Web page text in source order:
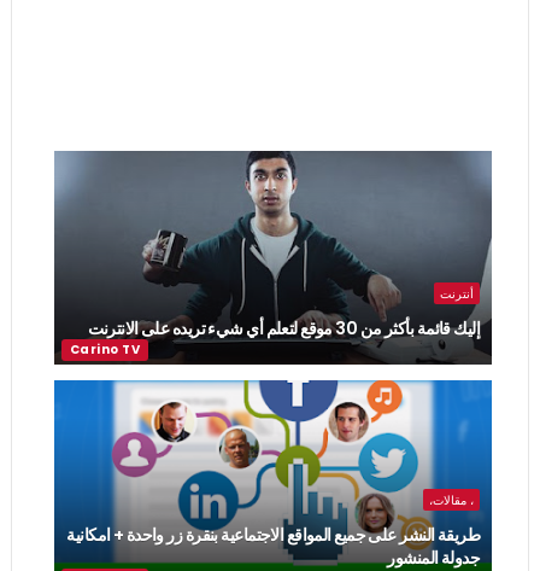
أنترنت
إليك قائمة بأكثر من 30 موقع لتعلم أي شيء تريده على الانترنت
، مقالات،
طريقة النشر على جميع المواقع الاجتماعية بنقرة زر واحدة + امكانية
جدولة المنشور